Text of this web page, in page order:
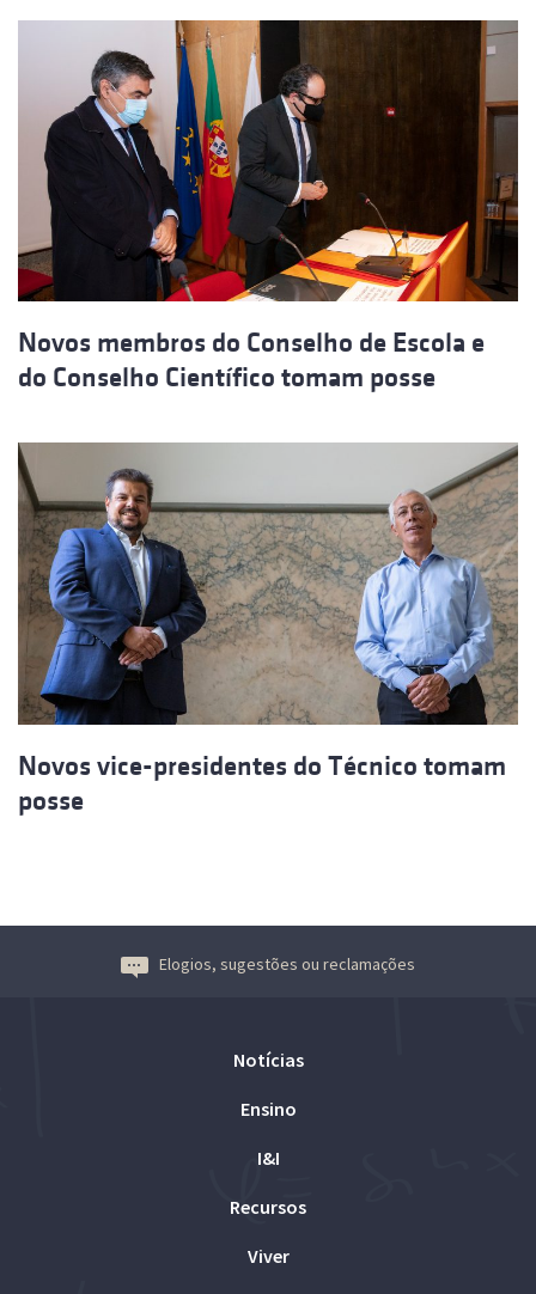
Novos membros do Conselho de Escola e
do Conselho Científico tomam posse
Novos vice-presidentes do Técnico tomam
posse
Elogios, sugestões ou reclamações
Notícias
Ensino
I&I
Recursos
Viver